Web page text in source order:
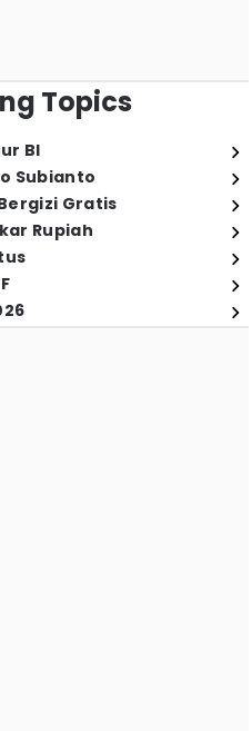
Topics
BI
Subianto
Gratis
Rupiah